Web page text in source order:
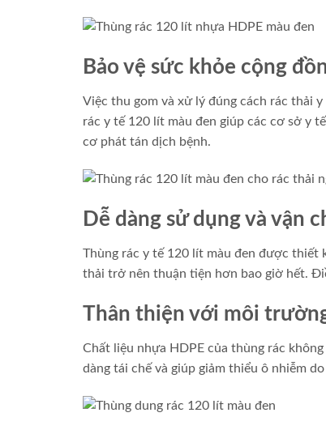
Bảo vệ sức khỏe cộng
Việc thu gom và xử lý đúng cách rác thải
rác y tế 120 lít màu đen giúp các cơ sở y
cơ phát tán dịch bệnh.
Dễ dàng sử dụng và vận
Thùng rác y tế 120 lít màu đen được thiết
thải trở nên thuận tiện hơn bao giờ hết.
Thân thiện với môi
Chất liệu nhựa HDPE của thùng rác
dàng tái chế và giúp giảm thiểu ô nhiễm